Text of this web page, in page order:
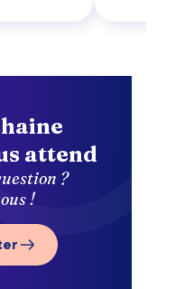
attend
?
!